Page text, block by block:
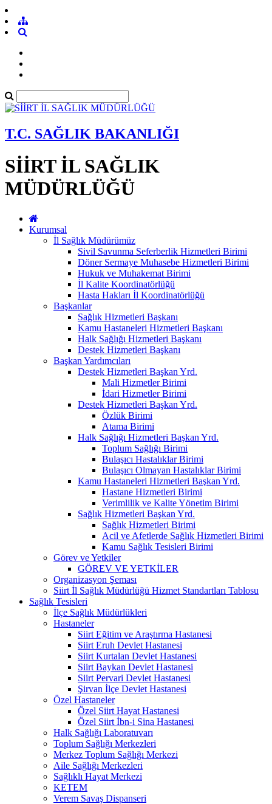
T.C. SAĞLIK BAKANLIĞI
SİİRT İL SAĞLIK
MÜDÜRLÜĞÜ
Kurumsal
İl Sağlık Müdürümüz
Sivil Savunma Seferberlik Hizmetleri Birimi
Döner Sermaye Muhasebe Hizmetleri Birimi
Hukuk ve Muhakemat Birimi
İl Kalite Koordinatörlüğü
Hasta Hakları İl Koordinatörlüğü
Başkanlar
Sağlık Hizmetleri Başkanı
Kamu Hastaneleri Hizmetleri Başkanı
Halk Sağlığı Hizmetleri Başkanı
Destek Hizmetleri Başkanı
Başkan Yardımcıları
Destek Hizmetleri Başkan Yrd.
Mali Hizmetler Birimi
İdari Hizmetler Birimi
Destek Hizmetleri Başkan Yrd.
Özlük Birimi
Atama Birimi
Halk Sağlığı Hizmetleri Başkan Yrd.
Toplum Sağlığı Birimi
Bulaşıcı Hastalıklar Birimi
Bulaşıcı Olmayan Hastalıklar Birimi
Kamu Hastaneleri Hizmetleri Başkan Yrd.
Hastane Hizmetleri Birimi
Verimlilik ve Kalite Yönetim Birimi
Sağlık Hizmetleri Başkan Yrd.
Sağlık Hizmetleri Birimi
Acil ve Afetlerde Sağlık Hizmetleri Birimi
Kamu Sağlık Tesisleri Birimi
Görev ve Yetkiler
GÖREV VE YETKİLER
Organizasyon Şeması
Siirt İl Sağlık Müdürlüğü Hizmet Standartları Tablosu
Sağlık Tesisleri
İlçe Sağlık Müdürlükleri
Hastaneler
Siirt Eğitim ve Araştırma Hastanesi
Siirt Eruh Devlet Hastanesi
Siirt Kurtalan Devlet Hastanesi
Siirt Baykan Devlet Hastanesi
Siirt Pervari Devlet Hastanesi
Şirvan İlçe Devlet Hastanesi
Özel Hastaneler
Özel Siirt Hayat Hastanesi
Özel Siirt İbn-i Sina Hastanesi
Halk Sağlığı Laboratuvarı
Toplum Sağlığı Merkezleri
Merkez Toplum Sağlığı Merkezi
Aile Sağlığı Merkezleri
Sağlıklı Hayat Merkezi
KETEM
Verem Savaş Dispanseri